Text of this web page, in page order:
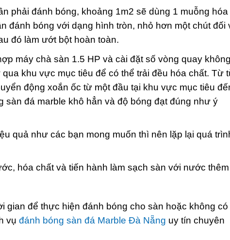
phải đánh bóng, khoảng 1m2 sẽ dùng 1 muỗng hóa
đánh bóng với dạng hình tròn, nhỏ hơn một chút đối
đó làm ướt bột hoàn toàn.
máy chà sàn 1.5 HP và cài đặt số vòng quay không
khu vực mục tiêu để có thể trải đều hóa chất. Từ
động xoắn ốc từ một đầu tại khu vực mục tiêu
sàn đá marble khô hẳn và độ bóng đạt đúng như ý
quả như các bạn mong muốn thì nên lặp lại quá
hóa chất và tiến hành làm sạch sàn với nước thêm
gian để thực hiện đánh bóng cho sàn hoặc không có
vụ đánh bóng sàn đá Marble Đà Nẵng uy tín chuyên